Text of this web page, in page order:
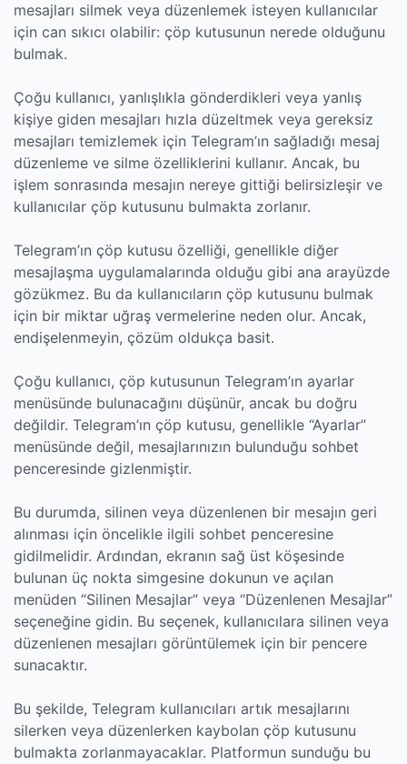
mesajları silmek veya düzenlemek isteyen kullanıcılar
için can sıkıcı olabilir: çöp kutusunun nerede olduğunu
bulmak.
Çoğu kullanıcı, yanlışlıkla gönderdikleri veya yanlış
kişiye giden mesajları hızla düzeltmek veya gereksiz
mesajları temizlemek için Telegram’ın sağladığı mesaj
düzenleme ve silme özelliklerini kullanır. Ancak, bu
işlem sonrasında mesajın nereye gittiği belirsizleşir ve
kullanıcılar çöp kutusunu bulmakta zorlanır.
Telegram’ın çöp kutusu özelliği, genellikle diğer
mesajlaşma uygulamalarında olduğu gibi ana arayüzde
gözükmez. Bu da kullanıcıların çöp kutusunu bulmak
için bir miktar uğraş vermelerine neden olur. Ancak,
endişelenmeyin, çözüm oldukça basit.
Çoğu kullanıcı, çöp kutusunun Telegram’ın ayarlar
menüsünde bulunacağını düşünür, ancak bu doğru
değildir. Telegram’ın çöp kutusu, genellikle “Ayarlar”
menüsünde değil, mesajlarınızın bulunduğu sohbet
penceresinde gizlenmiştir.
Bu durumda, silinen veya düzenlenen bir mesajın geri
alınması için öncelikle ilgili sohbet penceresine
gidilmelidir. Ardından, ekranın sağ üst köşesinde
bulunan üç nokta simgesine dokunun ve açılan
menüden “Silinen Mesajlar” veya “Düzenlenen Mesajlar”
seçeneğine gidin. Bu seçenek, kullanıcılara silinen veya
düzenlenen mesajları görüntülemek için bir pencere
sunacaktır.
Bu şekilde, Telegram kullanıcıları artık mesajlarını
silerken veya düzenlerken kaybolan çöp kutusunu
bulmakta zorlanmayacaklar. Platformun sunduğu bu